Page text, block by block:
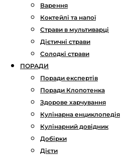
Варення
Коктейлі та напої
Страви в мультиварці
Дієтичні страви
Солодкі страви
ПОРАДИ
Поради експертів
Поради Клопотенка
Здорове харчування
Кулінарна енциклопедія
Кулінарний довідник
Добірки
Дієти